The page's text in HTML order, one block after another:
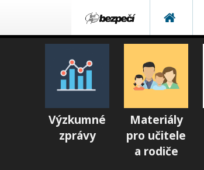
Výzkumné
zprávy
Materiály
pro učitele
a rodiče